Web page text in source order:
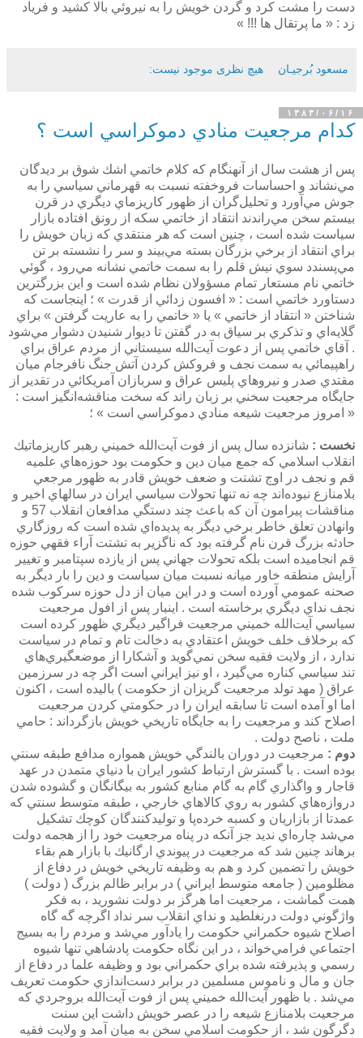
دست‌ را مشت كرد و گردن خويش را به نيروئي بالا كشيد و فرياد
زد :‌ « ما پرتقال ها !!! »
مسعود بُرجيـان هیچ نظری موجود نیست:
۱۳۸۳/۰۶/۱۶
كدام مرجعيت منادي دموكراسي است ؟
پس از هشت سال از آنهنگام كه كلام خاتمي اشك شوق بر ديدگان
مي‌نشاند و احساسات فروخفته نسبت به قهرماني سياسي را به
جوش مي‌آورد و تحليل‌گران از ظهور كاريزماي ديگري در قرن
بيستم سخن مي‌راندند انتقاد از خاتمي سكه از رونق افتاده بازار
سياست شده است ، چنين است كه هر منتقدي كه زبان خويش را
براي انتقاد از برخي بزرگان بسته مي‌بيند و سر را نشسته بر تن
مي‌پسندد سوي نيش قلم را به سمت خاتمي نشانه مي‌رود ، گوئي
خاتمي نام مستعار تمام مسؤولان نظام شده است و اين بزرگترين
دستاورد خاتمي است : « افسون زدائي از قدرت » ؛‌ اينجاست كه
شناختن « انتقاد از خاتمي » يا « خاتمي را به عاريت گرفتن » براي
گلايه‌اي و تذكري بر سياق به در گفتن تا ديوار شنيدن دشوار مي‌شود
. آقاي خاتمي پس از دعوت آيت‌الله سيستاني از مردم عراق براي
راهپيمائي به سمت نجف و فروكش كردن آتش جنگ نافرجام ميان
مقتدي صدر و نيروهاي پليس عراق و سربازان آمريكائي در تقدير از
جايگاه مرجعيت سخني بر زبان راند كه سخت مناقشه‌انگيز است :
« امروز مرجعيت شيعه منادي دموكراسي است » ؛
نخست : شانزده سال پس از فوت آيت‌الله خميني رهبر كاريزماتيك
انقلاب اسلامي كه جمع ميان دين و حكومت بود حوزه‌هاي علميه
قم و نجف در اوج تشتت و ضعف خويش قادر به ظهور مرجعي
بلامنازع نبوده‌اند چه نه تنها تحولات سياسي ايران در سالهاي اخير و
مناقشات پيرامون آن كه باعث چند دستگي مدافعان انقلاب 57 و
وانهادن تعلق خاطر برخي ديگر به پديده‌اي شده است كه روزگاري
حادثه بزرگ قرن نام گرفته بود كه ناگزير به تشتت آراء فقهي حوزه
قم انجاميده است بلكه تحولات جهاني پس از يازده سپتامبر و تغيير
آرايش منطقه خاور ميانه نسبت ميان سياست و دين را بار ديگر به
صحنه عمومي آورده است و در اين ميان از دل حوزه سركوب شده
نجف نداي ديگري برخاسته است . اينبار پس از افول مرجعيت
سياسي آيت‌الله خميني مرجعيت فراگير ديگري ظهور كرده است
كه برخلاف خلف خويش اعتقادي به دخالت تام و تمام در سياست
ندارد ، از ولايت فقيه سخن نمي‌گويد و آشكارا از موضعگيري‌هاي
تند سياسي كناره‌ مي‌گيرد ، او نيز ايراني است اگر چه در سرزمين
عراق ( مهد تولد مرجعيت گريزان از حكومت ) باليده است ، اكنون
اما او آمده است تا سابقه ايران را در حكومتي كردن مرجعيت
اصلاح كند و مرجعيت را به جايگاه تاريخي خويش بازگرداند :‌ حامي
ملت ، ناصح دولت .
دوم :‌ مرجعيت در دوران بالندگي خويش همواره مدافع طبقه سنتي
بوده است . با گسترش ارتباط كشور ايران با دنياي متمدن در عهد
قاجار و واگذاري گام به گام منابع كشور به بيگانگان و گشوده شدن
دروازه‌هاي كشور به روي كالاهاي خارجي ، طبقه متوسط سنتي كه
عمدتا از بازاريان و كسبه خرده‌پا و توليدكنندگان كوچك تشكيل
مي‌شد چاره‌اي نديد جز آنكه در پناه مرجعيت خود را از هجمه دولت
برهاند چنين شد كه مرجعيت در پيوندي ارگانيك با بازار هم بقاء
خويش را تضمين كرد و هم به وظيفه تاريخي خويش در دفاع از
مظلومين ( جامعه متوسط ايراني ) در برابر ظالم بزرگ ( دولت )
همت گماشت ، مرجعيت اما هرگز بر دولت نشوريد ، به فكر
واژگوني دولت درنغلطيد و نداي انقلاب سر نداد اگرچه گه گاه
اصلاح شيوه حكمراني حكومت را يادآور مي‌شد و مردم را به بسيج
اجتماعي فرامي‌خواند ،‌ در اين نگاه حكومت پادشاهي تنها شيوه
رسمي و پذيرفته شده براي حكمراني بود و وظيفه علما در دفاع از
جان و مال و ناموس مسلمين در برابر دست‌اندازي حكومت تعريف
مي‌شد . با ظهور آيت‌الله خميني پس از فوت آيت‌الله بروجردي كه
مرجعيت بلامنازع شيعه را در عصر خويش داشت اين سنت
دگرگون شد ، از حكومت اسلامي سخن به ميان آمد و ولايت فقيه